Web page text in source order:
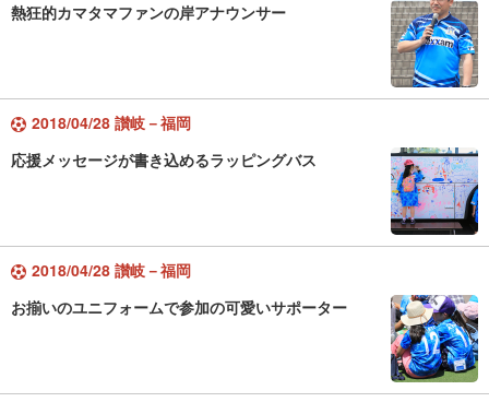
熱狂的カマタマファンの岸アナウンサー
2018/04/28 讃岐－福岡
応援メッセージが書き込めるラッピングバス
2018/04/28 讃岐－福岡
お揃いのユニフォームで参加の可愛いサポーター